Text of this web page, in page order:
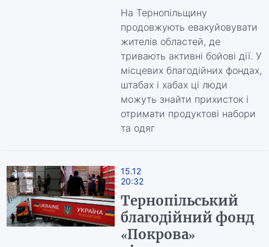
На Тернопільщину
продовжують евакуйовувати
жителів областей, де
тривають активні бойові дії. У
місцевих благодійних фондах,
штабах і хабах ці люди
можуть знайти прихисток і
отримати продуктові набори
та одяг
15.12
20:32
Тернопільський
благодійний фонд
«Покрова»